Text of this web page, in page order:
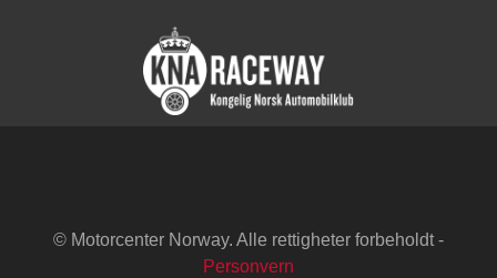
© Motorcenter Norway. Alle rettigheter forbeholdt -
Personvern